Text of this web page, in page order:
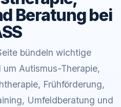
Beratung bei
bündeln wichtige
Autismus-Therapie,
Frühförderung,
Umfeldberatung und